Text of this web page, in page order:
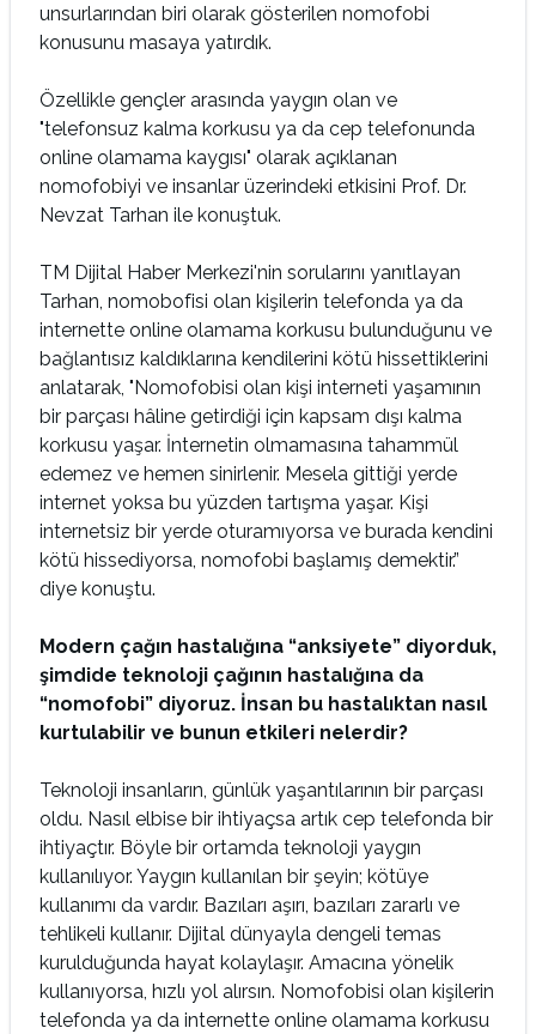
unsurlarından biri olarak gösterilen nomofobi
konusunu masaya yatırdık.
Özellikle gençler arasında yaygın olan ve
"telefonsuz kalma korkusu ya da cep telefonunda
online olamama kaygısı" olarak açıklanan
nomofobiyi ve insanlar üzerindeki etkisini Prof. Dr.
Nevzat Tarhan ile konuştuk.
TM Dijital Haber Merkezi'nin sorularını yanıtlayan
Tarhan, nomobofisi olan kişilerin telefonda ya da
internette online olamama korkusu bulunduğunu ve
bağlantısız kaldıklarına kendilerini kötü hissettiklerini
anlatarak, "Nomofobisi olan kişi interneti yaşamının
bir parçası hâline getirdiği için kapsam dışı kalma
korkusu yaşar. İnternetin olmamasına tahammül
edemez ve hemen sinirlenir. Mesela gittiği yerde
internet yoksa bu yüzden tartışma yaşar. Kişi
internetsiz bir yerde oturamıyorsa ve burada kendini
kötü hissediyorsa, nomofobi başlamış demektir.”
diye konuştu.
Modern çağın hastalığına “anksiyete” diyorduk,
şimdide teknoloji çağının hastalığına da
“nomofobi” diyoruz. İnsan bu hastalıktan nasıl
kurtulabilir ve bunun etkileri nelerdir?
Teknoloji insanların, günlük yaşantılarının bir parçası
oldu. Nasıl elbise bir ihtiyaçsa artık cep telefonda bir
ihtiyaçtır. Böyle bir ortamda teknoloji yaygın
kullanılıyor. Yaygın kullanılan bir şeyin; kötüye
kullanımı da vardır. Bazıları aşırı, bazıları zararlı ve
tehlikeli kullanır. Dijital dünyayla dengeli temas
kurulduğunda hayat kolaylaşır. Amacına yönelik
kullanıyorsa, hızlı yol alırsın. Nomofobisi olan kişilerin
telefonda ya da internette online olamama korkusu